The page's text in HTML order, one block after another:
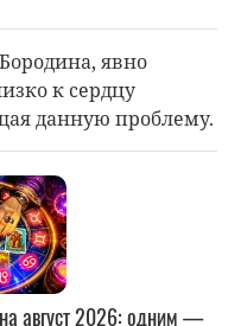
явно
к сердцу
данную проблему.